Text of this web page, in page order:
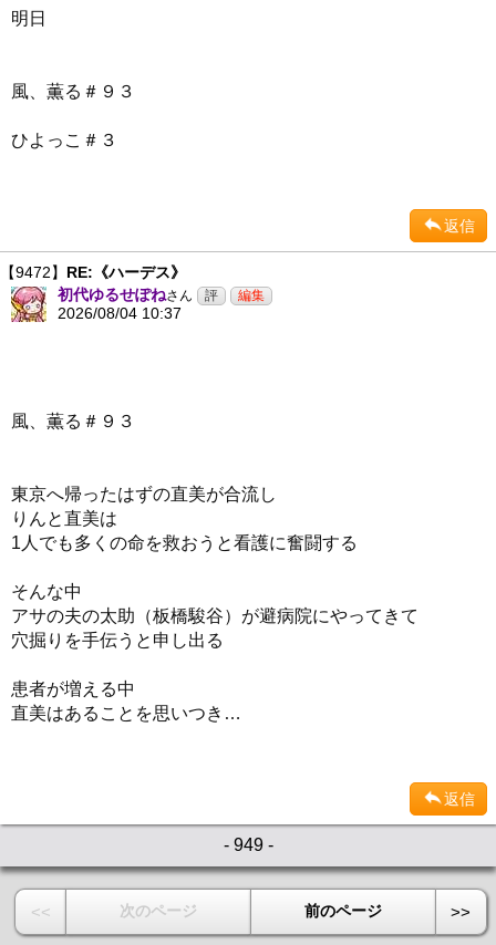
明日
風、薫る＃９３
ひよっこ＃３
返信
【9472】 RE:《ハーデス》
初代ゆるせぽねさん
2026/08/04 10:37
風、薫る＃９３
東京へ帰ったはずの直美が合流し
りんと直美は
1人でも多くの命を救おうと看護に奮闘する
そんな中
アサの夫の太助（板橋駿谷）が避病院にやってきて
穴掘りを手伝うと申し出る
患者が増える中
直美はあることを思いつき…
返信
- 949 -
<< 次のページ 前のページ >>